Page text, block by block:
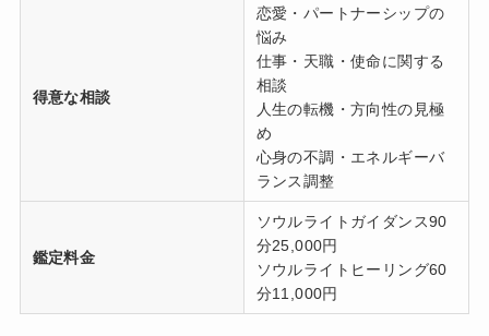
得意な相談
恋愛・パートナーシップの
悩み
仕事・天職・使命に関する
相談
人生の転機・方向性の見極
め
心身の不調・エネルギーバ
ランス調整
鑑定料金
ソウルライトガイダンス90
分25,000円
ソウルライトヒーリング60
分11,000円